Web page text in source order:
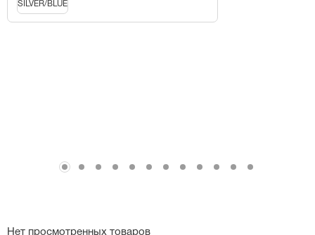
SILVER/BLUE
Нет просмотренных товаров